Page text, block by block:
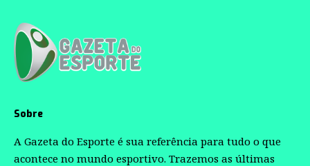
Sobre
A Gazeta do Esporte é sua referência para tudo o que
acontece no mundo esportivo. Trazemos as últimas